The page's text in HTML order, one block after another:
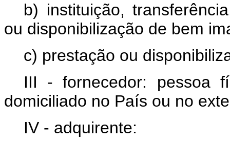
b) instituição,
ou disponibilização de bem
c) prestação ou
III - fornecedor: pessoa
domiciliado no País ou no
IV - adquirente: